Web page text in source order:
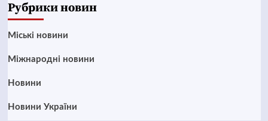
Рубрики новин
Mіські новини
Міжнародні новини
Новини
Новини України